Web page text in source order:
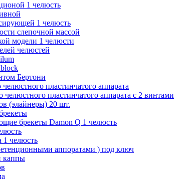
1 челюсть
1 челюсть
слепочной массой
модели 1 челюсти
челюстей
Бертони
пластинчатого аппарата
пластинчатого аппарата с 2 винтами
(элайнеры) 20 шт.
брекеты Damon Q 1 челюсть
1 челюсть
аппоратами ) под ключ
каппы